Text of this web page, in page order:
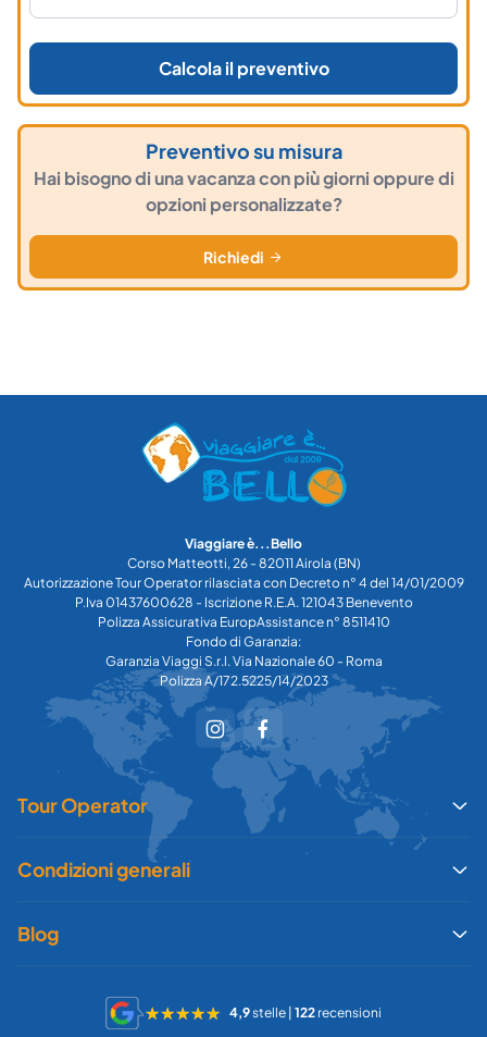
Calcola il preventivo
Preventivo su misura
Hai bisogno di una vacanza con più giorni oppure di
opzioni personalizzate?
Richiedi
Viaggiare è...Bello
Corso Matteotti, 26 - 82011 Airola (BN)
Autorizzazione Tour Operator rilasciata con Decreto n° 4 del 14/01/2009
P.Iva 01437600628 - Iscrizione R.E.A. 121043 Benevento
Polizza Assicurativa EuropAssistance n° 8511410
Fondo di Garanzia:
Garanzia Viaggi S.r.l. Via Nazionale 60 - Roma
Polizza A/172.5225/14/2023
Tour Operator
Condizioni generali
Blog
4,9stelle | 122 recensioni